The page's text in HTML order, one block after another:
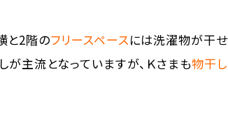
と2階のフリースペースには洗濯物が干せ
が主流となっていますが、Ｋさまも物干